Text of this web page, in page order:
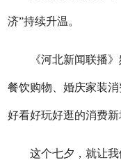
济”持续升温。
《河北新闻联播》
餐饮购物、婚庆家装
好看好玩好逛的消费新
这个七夕，就让我